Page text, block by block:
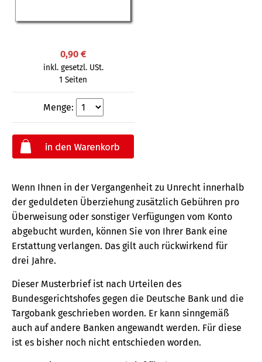
0,90 €
inkl. gesetzl. USt.
1 Seiten
Menge:
Wenn Ihnen in der Vergangenheit zu Unrecht innerhalb
der geduldeten Überziehung zusätzlich Gebühren pro
Überweisung oder sonstiger Verfügungen vom Konto
abgebucht wurden, können Sie von Ihrer Bank eine
Erstattung verlangen. Das gilt auch rückwirkend für
drei Jahre.
Dieser Musterbrief ist nach Urteilen des
Bundesgerichtshofes gegen die Deutsche Bank und die
Targobank geschrieben worden. Er kann sinngemäß
auch auf andere Banken angewandt werden. Für diese
ist es bisher noch nicht entschieden worden.